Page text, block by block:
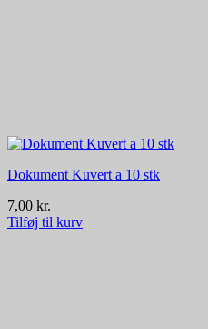
Dokument Kuvert a 10 stk
7,00 kr.
Tilføj til kurv